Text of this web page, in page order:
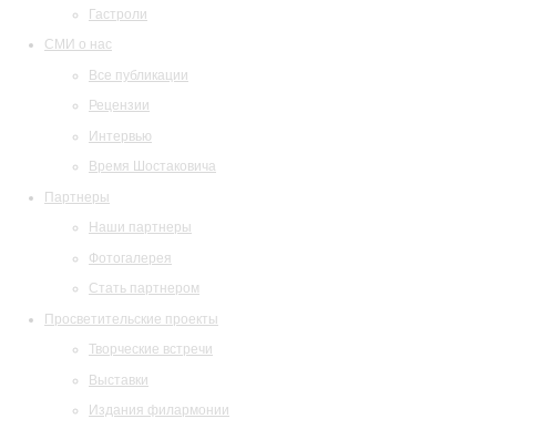
Гастроли
СМИ о нас
Все публикации
Рецензии
Интервью
Время Шостаковича
Партнеры
Наши партнеры
Фотогалерея
Стать партнером
Просветительские проекты
Творческие встречи
Выставки
Издания филармонии